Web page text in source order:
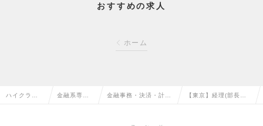
おすすめの求人
ホーム
ハイクラス 金融系専門 金融事務・決済・計 【東京】経理(部長候